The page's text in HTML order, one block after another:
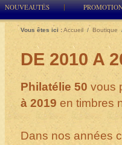
NOUVEAUTÉS
Vous êtes ici :Accueil / Boutique
DE 2010 A
Philatélie 50 vous
à 2019 en timbres
Dans nos années